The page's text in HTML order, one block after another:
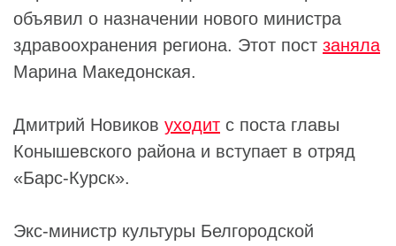
объявил о назначении нового министра
здравоохранения региона. Этот пост заняла
Марина Македонская.
Дмитрий Новиков уходит с поста главы
Конышевского района и вступает в отряд
«Барс-Курск».
Экс-министр культуры Белгородской